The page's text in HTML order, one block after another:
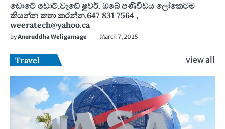
ඩොටේ ඩොට්,වැඩේ ෂුවර්. ඔබේ පණිවිඩය ලෝකෙටම
කියන්න කතා කරන්න.647 831 7564 ,
weeratech@yahoo.ca
byAnuruddha Weligamage March 7, 2025
Travel view all